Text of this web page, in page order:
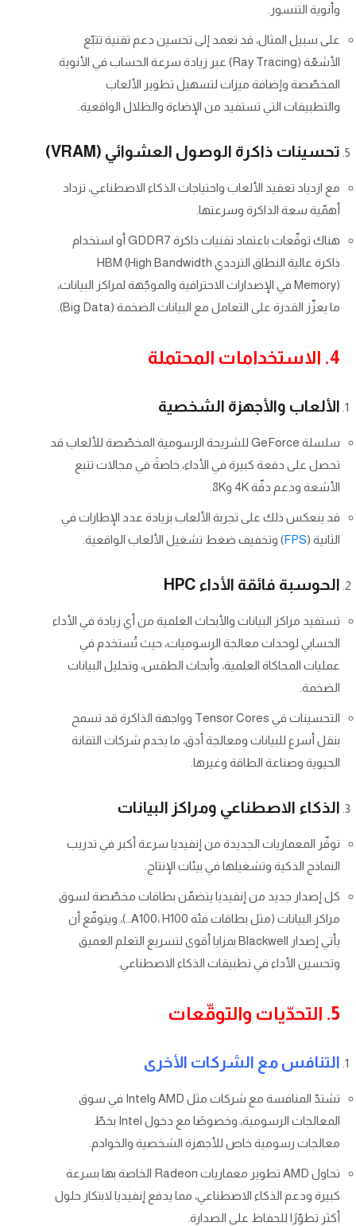
وأنوية التنسور.
على سبيل المثال، قد تعمد إلى تحسين دعم تقنية تتبّع
الأشعّة (Ray Tracing) عبر زيادة سرعة الحساب في الأنوية
المخصّصة وإضافة ميزات لتسهيل تطوير الألعاب
والتطبيقات التي تستفيد من الإضاءة والظلال الواقعية.
تحسينات ذاكرة الوصول العشوائي (VRAM)
مع ازدياد تعقيد الألعاب واحتياجات الذكاء الاصطناعي، تزداد
أهمّية سعة الذاكرة وسرعتها.
هناك توقّعات باعتماد تقنيات ذاكرة GDDR7 أو استخدام
ذاكرة عالية النطاق الترددي HBM (High Bandwidth
Memory) في الإصدارات الاحترافية والموجّهة لمراكز البيانات،
ما يعزّز القدرة على التعامل مع البيانات الضخمة (Big Data).
4. الاستخدامات المحتملة
الألعاب والأجهزة الشخصية
سلسلة GeForce للشريحة الرسومية المخصّصة للألعاب قد
تحصل على دفعة كبيرة في الأداء، خاصةً في مجالات تتبع
الأشعة ودعم دقّة 4K و8K.
قد ينعكس ذلك على تجربة الألعاب بزيادة عدد الإطارات في
الثانية (FPS) وتخفيف ضغط تشغيل الألعاب الواقعية.
الحوسبة فائقة الأداء HPC
تستفيد مراكز البيانات والأبحاث العلمية من أي زيادة في الأداء
الحسابي لوحدات معالجة الرسوميات، حيث تُستخدم في
عمليات المحاكاة العلمية، وأبحاث الطقس، وتحليل البيانات
الضخمة.
التحسينات في Tensor Cores وواجهة الذاكرة قد تسمح
بنقل أسرع للبيانات ومعالجة أدق، ما يخدم شركات التقانة
الحيوية وصناعة الطاقة وغيرها.
الذكاء الاصطناعي ومراكز البيانات
توفّر المعماريات الجديدة من إنفيديا سرعة أكبر في تدريب
النماذج الذكية وتشغيلها في بيئات الإنتاج.
كل إصدار جديد من إنفيديا يتضمّن بطاقات مخصّصة لسوق
مراكز البيانات (مثل بطاقات فئة A100، H100…)، ويتوقّع أن
يأتي إصدار Blackwell بمزايا أقوى لتسريع التعلم العميق
وتحسين الأداء في تطبيقات الذكاء الاصطناعي.
5. التحدّيات والتوقّعات
التنافس مع الشركات الأخرى
تشتدّ المنافسة مع شركات مثل AMD وIntel في سوق
المعالجات الرسومية، وخصوصًا مع دخول Intel بخطّ
معالجات رسومية خاص للأجهزة الشخصية والخوادم.
تحاول AMD تطوير معماريات Radeon الخاصة بها بسرعة
كبيرة ودعم الذكاء الاصطناعي، مما يدفع إنفيديا لابتكار حلول
أكثر تطوّرًا للحفاظ على الصدارة.